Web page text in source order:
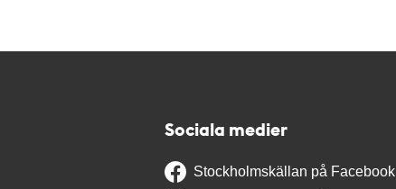
Sociala medier
Stockholmskällan på Facebook